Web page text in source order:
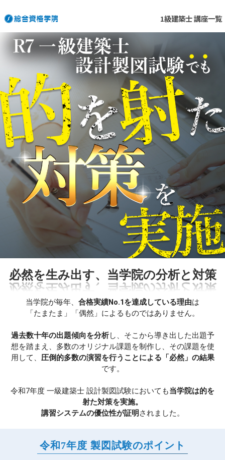
1級建築士 講座一覧
必然を生み出す、当学院の分析と対策
当学院が毎年、 合格実績No.1を達成している理由は
「たまたま」「偶然」によるものではありません。
過去数十年の出題傾向を分析し、そこから導き出した出題予
想を踏まえ、多数のオリジナル課題を制作し、その課題を使
用して、 圧倒的多数の演習を行うことによる「必然」の結果
です。
令和7年度 一級建築士 設計製図試験においても当学院は的を
射た対策を実施。
講習システムの優位性が証明 されました。
令和7年度 製図試験のポイント